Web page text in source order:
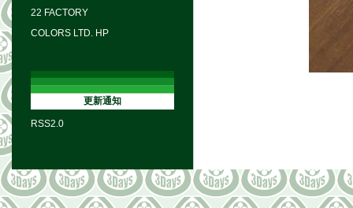
22 FACTORY
COLORS LTD. HP
更新通知
RSS2.0